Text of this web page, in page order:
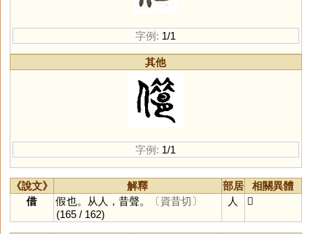
字例: 1/1
其他
字例: 1/1
《說文》 解釋 部居
相關異體
借
假也。从人，昔聲。
〔資昔切〕
(165 / 162)
人 𠎥